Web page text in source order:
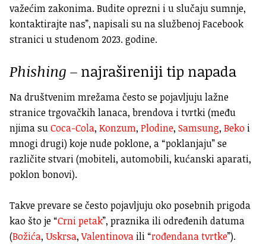
važećim zakonima. Budite oprezni i u slučaju sumnje,
kontaktirajte nas”, napisali su na službenoj Facebook
stranici u studenom 2023. godine.
Phishing – najrašireniji tip napada
Na društvenim mrežama često se pojavljuju lažne
stranice trgovačkih lanaca, brendova i tvrtki (među
njima suCoca-Cola, Konzum, Plodine, Samsung, Beko i
mnogi drugi) koje nude poklone, a “poklanjaju” se
različite stvari (mobiteli, automobili, kućanski aparati,
poklon bonovi).
Takve prevare se često pojavljuju oko posebnih prigoda
kao što je “Crni petak”, praznika ili određenih datuma
(Božića, Uskrsa,Valentinova ili “rođendana tvrtke”).